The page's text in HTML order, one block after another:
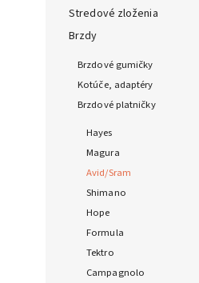
Stredové zloženia
Brzdy
Brzdové gumičky
Kotúče, adaptéry
Brzdové platničky
Hayes
Magura
Avid/Sram
Shimano
Hope
Formula
Tektro
Campagnolo